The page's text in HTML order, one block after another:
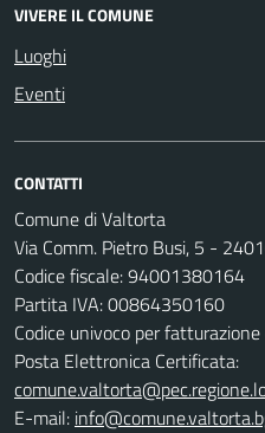
VIVERE IL COMUNE
Luoghi
Eventi
CONTATTI
Comune di Valtorta
Via Comm. Pietro Busi, 5 -
Codice fiscale: 94001380164
Partita IVA: 00864350160
Codice univoco per
Posta Elettronica Certificata:
E-mail: